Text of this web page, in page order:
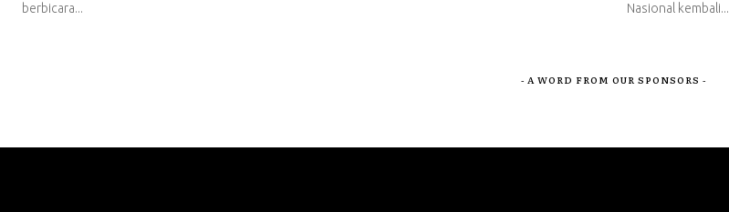
berbicara...
Nasional kembali...
- A WORD FROM OUR SPONSORS -